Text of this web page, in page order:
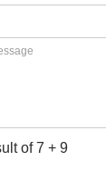
of 7 + 9